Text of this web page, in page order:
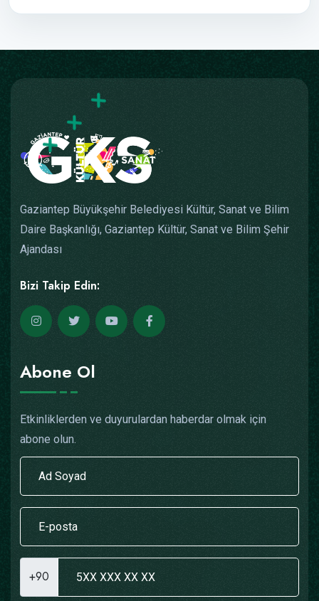
Gaziantep Büyükşehir Belediyesi Kültür, Sanat ve Bilim
Daire Başkanlığı, Gaziantep Kültür, Sanat ve Bilim Şehir
Ajandası
Bizi Takip Edin:
Abone Ol
Etkinliklerden ve duyurulardan haberdar olmak için
abone olun.
+90